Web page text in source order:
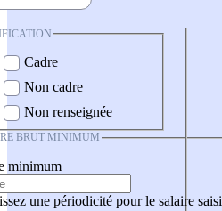
Cadre
Non cadre
Non renseignée
BRUT MINIMUM
minimum
une périodicité pour le salaire saisi